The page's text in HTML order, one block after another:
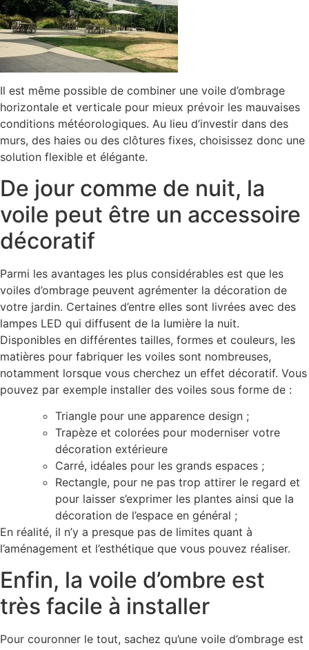
Il est même possible de combiner une voile d’ombrage
horizontale et verticale pour mieux prévoir les mauvaises
conditions météorologiques. Au lieu d’investir dans des
murs, des haies ou des clôtures fixes, choisissez donc une
solution flexible et élégante.
De jour comme de nuit, la
voile peut être un accessoire
décoratif
Parmi les avantages les plus considérables est que les
voiles d’ombrage peuvent agrémenter la décoration de
votre jardin. Certaines d’entre elles sont livrées avec des
lampes LED qui diffusent de la lumière la nuit.
Disponibles en différentes tailles, formes et couleurs, les
matières pour fabriquer les voiles sont nombreuses,
notamment lorsque vous cherchez un effet décoratif. Vous
pouvez par exemple installer des voiles sous forme de :
Triangle pour une apparence design ;
Trapèze et colorées pour moderniser votre
décoration extérieure
Carré, idéales pour les grands espaces ;
Rectangle, pour ne pas trop attirer le regard et
pour laisser s’exprimer les plantes ainsi que la
décoration de l’espace en général ;
En réalité, il n’y a presque pas de limites quant à
l’aménagement et l’esthétique que vous pouvez réaliser.
Enfin, la voile d’ombre est
très facile à installer
Pour couronner le tout, sachez qu’une voile d’ombrage est